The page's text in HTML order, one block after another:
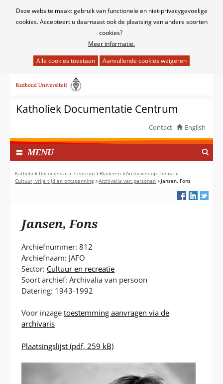
Cookies
Deze website maakt gebruik van functionele en niet-privacygevoelige
cookies. Accepteert u daarnaast ook de plaatsing van andere soorten
cookies?
Meer informatie.
het
van
cookies
deze
website
worden
toegestaan
of
naar
inhoudKatholiek Documentatie Centrum
Contact English
MENUI
N
G
E
P
Katholiek Documentatie Centrum Bladeren
Archieven op thema
Cultuur, vrije tijd en ontspanning
Archivalia van personen Jansen, Fons
Jansen, Fons
Archiefnummer: 812
Archiefnaam: JAFO
Sector: Cultuur en recreatie
Soort archief: Archivalia van persoon
Datering: 1943-1992
Voor inzagetoestemming aanvragen via de
archivaris
Plaatsingslijst (pdf, 259 kB)